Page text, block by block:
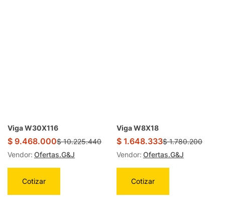
Viga W30X116
$ 9.468.000$10.225.440
Vendor: Ofertas.G&J
Cotizar
Viga W8X18
$ 1.648.333$1.780.200
Vendor: Ofertas.G&J
Cotizar